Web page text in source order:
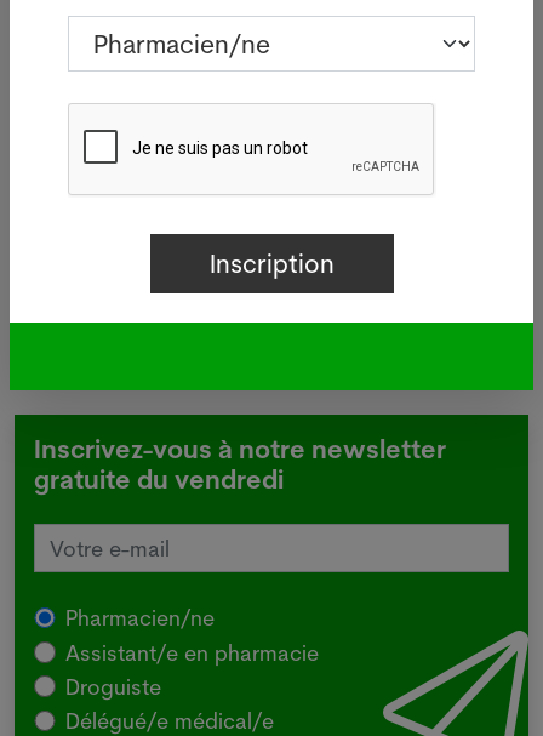
05.08.2026
BÂLE - Aucun nouveau cas de
légionellose n'a été signalé mardi
à Bâle-Ville après la flambée des
deux dernières semaines.
Inscrivez-vous à notre newsletter
gratuite du vendredi
Pharmacien/ne
Assistant/e en pharmacie
Droguiste
Délégué/e médical/e